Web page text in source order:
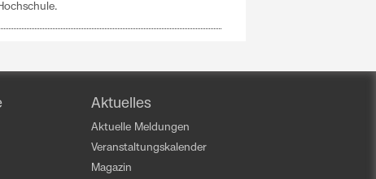
Aktuelles
Aktuelle Meldungen
Veranstaltungskalender
Magazin